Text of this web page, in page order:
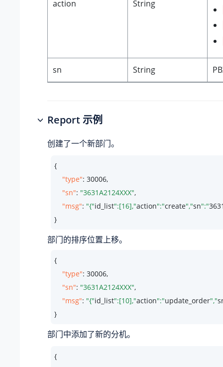
action String
sn String
Report 示例
创建了一个新部门。
{
"type": 30006,
"sn": "3631A2124XXX",
"msg": "{"id_list":[16],"action":"create","sn":"
}
部门的排序位置上移。
{
"type": 30006,
"sn": "3631A2124XXX",
"msg": "{"id_list":[10],"action":"update_order","
}
部门中添加了新的分机。
{